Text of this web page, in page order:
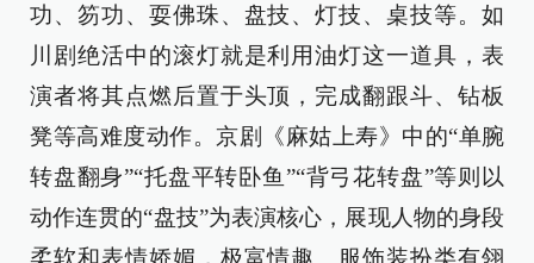
功、笏功、耍佛珠、盘技、灯技、桌技等。如
川剧绝活中的滚灯就是利用油灯这一道具，表
演者将其点燃后置于头顶，完成翻跟斗、钻板
凳等高难度动作。京剧《麻姑上寿》中的“单腕
转盘翻身”“托盘平转卧鱼”“背弓花转盘”等则以
动作连贯的“盘技”为表演核心，展现人物的身段
柔软和表情娇媚，极富情趣。服饰装扮类有翎